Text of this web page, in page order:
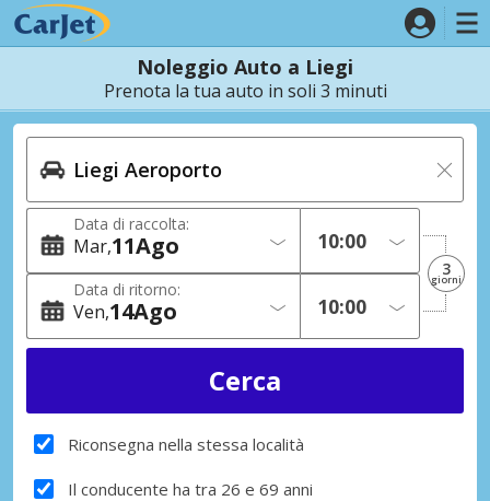
Noleggio Auto a Liegi
Prenota la tua auto in soli 3 minuti
Data di raccolta:
Mar 11Ago
Data di ritorno:
Ven 14Ago
3
giorni
Riconsegna nella stessa località
Il conducente ha tra 26 e 69 anni